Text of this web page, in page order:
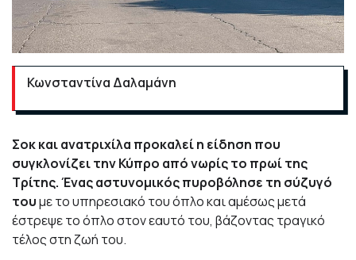
Κωνσταντίνα Δαλαμάνη
Σοκ και ανατριχίλα προκαλεί η είδηση που
συγκλονίζει την Κύπρο από νωρίς το πρωί της
Τρίτης. Ένας αστυνομικός πυροβόλησε τη σύζυγό
τουμε το υπηρεσιακό του όπλο και αμέσως μετά
έστρεψε το όπλο στον εαυτό του, βάζοντας τραγικό
τέλος στη ζωή του.